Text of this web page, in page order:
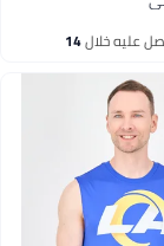
عليه خلال14